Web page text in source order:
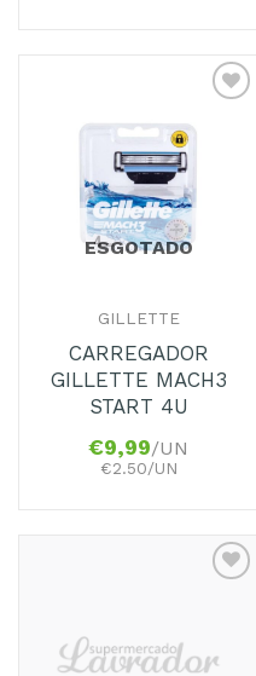
Adicionar
Favoritos
ESGOTADO
GILLETTE
CARREGADOR
GILLETTE MACH3
START 4U
€9,99/UN
€2.50/UN
Favoritos